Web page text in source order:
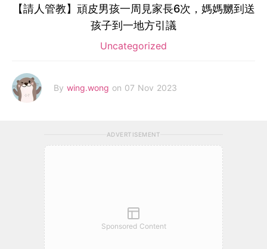
【請人管教】頑皮男孩一周見家長6次，媽媽嬲到送
孩子到一地方引議
Uncategorized
By wing.wong on 07 Nov 2023
ADVERTISEMENT
Sponsored Content